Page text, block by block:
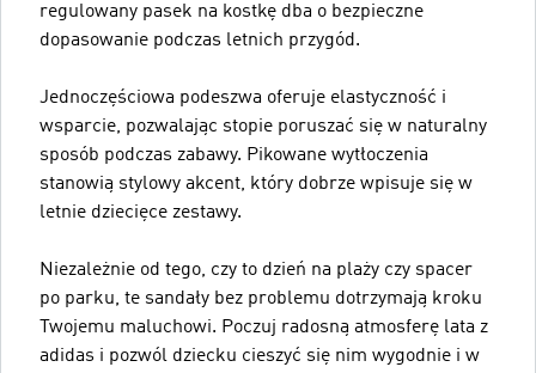
regulowany pasek na kostkę dba o bezpieczne
dopasowanie podczas letnich przygód.
Jednoczęściowa podeszwa oferuje elastyczność i
wsparcie, pozwalając stopie poruszać się w naturalny
sposób podczas zabawy. Pikowane wytłoczenia
stanowią stylowy akcent, który dobrze wpisuje się w
letnie dziecięce zestawy.
Niezależnie od tego, czy to dzień na plaży czy spacer
po parku, te sandały bez problemu dotrzymają kroku
Twojemu maluchowi. Poczuj radosną atmosferę lata z
adidas i pozwól dziecku cieszyć się nim wygodnie i w